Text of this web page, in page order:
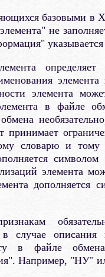
базовыми в
не
указывается
определяет
элемента
в файле
принимает
словарю и
элемента
в случае
в файле
Например, "НУ"